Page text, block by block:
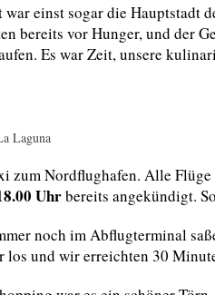
einst sogar die Hauptstadt
bereits vor Hunger, und der
Es war Zeit, unsere
Laguna
zum Nordflughafen. Alle
Uhrbereits angekündigt.
noch im Abflugterminal
los und wir erreichten 30